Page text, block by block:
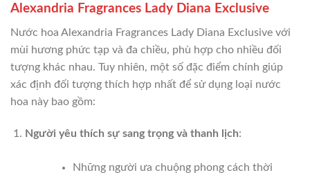
Alexandria Fragrances Lady Diana Exclusive
Nước hoa Alexandria Fragrances Lady Diana Exclusive với
mùi hương phức tạp và đa chiều, phù hợp cho nhiều đối
tượng khác nhau. Tuy nhiên, một số đặc điểm chính giúp
xác định đối tượng thích hợp nhất để sử dụng loại nước
hoa này bao gồm:
Người yêu thích sự sang trọng và thanh lịch:
Những người ưa chuộng phong cách thời